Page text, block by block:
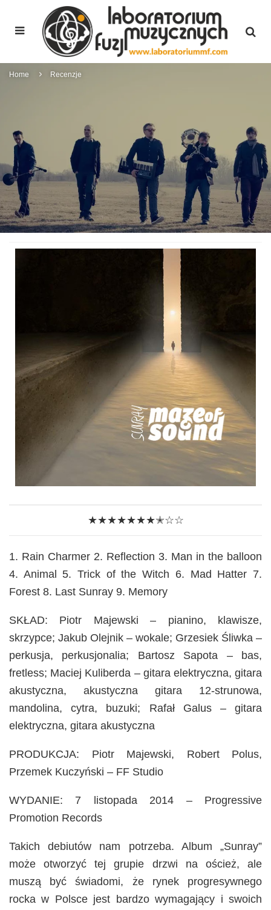
Home Recenzje
★★★★★★★✭☆☆
1. Rain Charmer 2. Reflection 3. Man in the balloon
4. Animal 5. Trick of the Witch 6. Mad Hatter 7.
Forest 8. Last Sunray 9. Memory
SKŁAD: Piotr Majewski – pianino, klawisze,
skrzypce; Jakub Olejnik – wokale; Grzesiek Śliwka –
perkusja, perkusjonalia; Bartosz Sapota – bas,
fretless; Maciej Kuliberda – gitara elektryczna, gitara
akustyczna, akustyczna gitara 12-strunowa,
mandolina, cytra, buzuki; Rafał Galus – gitara
elektryczna, gitara akustyczna
PRODUKCJA: Piotr Majewski, Robert Polus,
Przemek Kuczyński – FF Studio
WYDANIE: 7 listopada 2014 – Progressive
Promotion Records
Takich debiutów nam potrzeba. Album „Sunray”
może otworzyć tej grupie drzwi na oścież, ale
muszą być świadomi, że rynek progresywnego
rocka w Polsce jest bardzo wymagający i swoich